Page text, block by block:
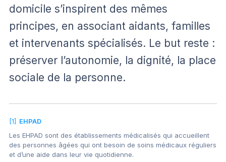
domicile s’inspirent des mêmes
principes, en associant aidants, familles
et intervenants spécialisés. Le but reste :
préserver l’autonomie, la dignité, la place
sociale de la personne.
[1] EHPAD
Les EHPAD sont des établissements médicalisés qui accueillent
des personnes âgées qui ont besoin de soins médicaux réguliers
et d’une aide dans leur vie quotidienne.